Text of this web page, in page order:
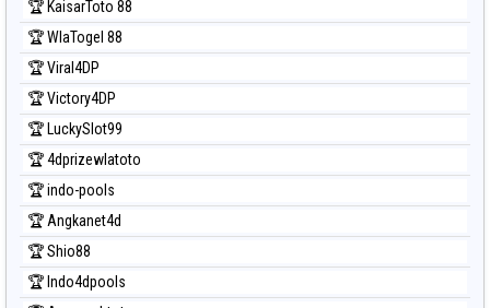
🏆 KaisarToto 88
🏆 WlaTogel 88
🏆 Viral4DP
🏆 Victory4DP
🏆 LuckySlot99
🏆 4dprizewlatoto
🏆 indo-pools
🏆 Angkanet4d
🏆 Shio88
🏆 Indo4dpools